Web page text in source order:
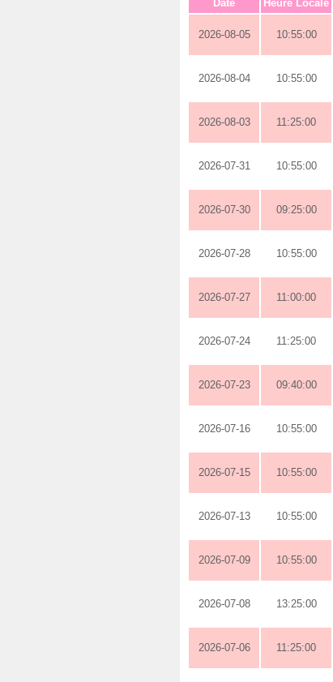
Date Heure Locale
2026-08-05 10:55:00
2026-08-04 10:55:00
2026-08-03 11:25:00
2026-07-31 10:55:00
2026-07-30 09:25:00
2026-07-28 10:55:00
2026-07-27 11:00:00
2026-07-24 11:25:00
2026-07-23 09:40:00
2026-07-16 10:55:00
2026-07-15 10:55:00
2026-07-13 10:55:00
2026-07-09 10:55:00
2026-07-08 13:25:00
2026-07-06 11:25:00